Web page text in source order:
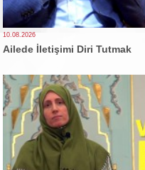
10.08.2026
Ailede İletişimi Diri Tutmak